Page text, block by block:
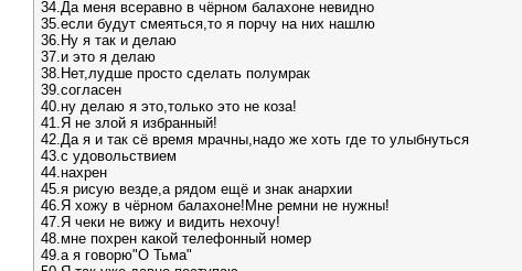
34.Да меня всеравно в чёрном балахоне невидно
35.если будут смеяться,то я порчу на них нашлю
36.Ну я так и делаю
37.и это я делаю
38.Нет,лудше просто сделать полумрак
39.согласен
40.ну делаю я это,только это не коза!
41.Я не злой я избранный!
42.Да я и так сё время мрачны,надо же хоть где то улыбнуться
43.с удовольствием
44.нахрен
45.я рисую везде,а рядом ещё и знак анархии
46.Я хожу в чёрном балахоне!Мне ремни не нужны!
47.Я чеки не вижу и видить нехочу!
48.мне похрен какой телефонный номер
49.а я говорю"О Тьма"